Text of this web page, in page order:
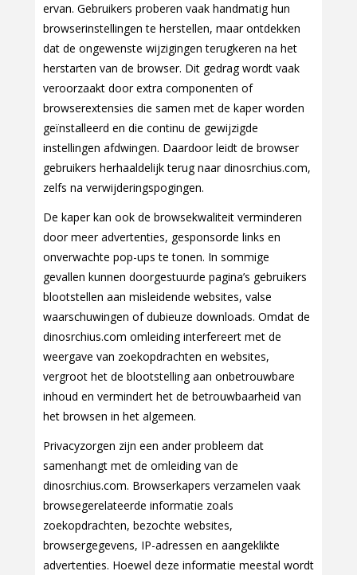
ervan. Gebruikers proberen vaak handmatig hun
browserinstellingen te herstellen, maar ontdekken
dat de ongewenste wijzigingen terugkeren na het
herstarten van de browser. Dit gedrag wordt vaak
veroorzaakt door extra componenten of
browserextensies die samen met de kaper worden
geïnstalleerd en die continu de gewijzigde
instellingen afdwingen. Daardoor leidt de browser
gebruikers herhaaldelijk terug naar dinosrchius.com,
zelfs na verwijderingspogingen.
De kaper kan ook de browsekwaliteit verminderen
door meer advertenties, gesponsorde links en
onverwachte pop-ups te tonen. In sommige
gevallen kunnen doorgestuurde pagina’s gebruikers
blootstellen aan misleidende websites, valse
waarschuwingen of dubieuze downloads. Omdat de
dinosrchius.com omleiding interfereert met de
weergave van zoekopdrachten en websites,
vergroot het de blootstelling aan onbetrouwbare
inhoud en vermindert het de betrouwbaarheid van
het browsen in het algemeen.
Privacyzorgen zijn een ander probleem dat
samenhangt met de omleiding van de
dinosrchius.com. Browserkapers verzamelen vaak
browsegerelateerde informatie zoals
zoekopdrachten, bezochte websites,
browsergegevens, IP-adressen en aangeklikte
advertenties. Hoewel deze informatie meestal wordt